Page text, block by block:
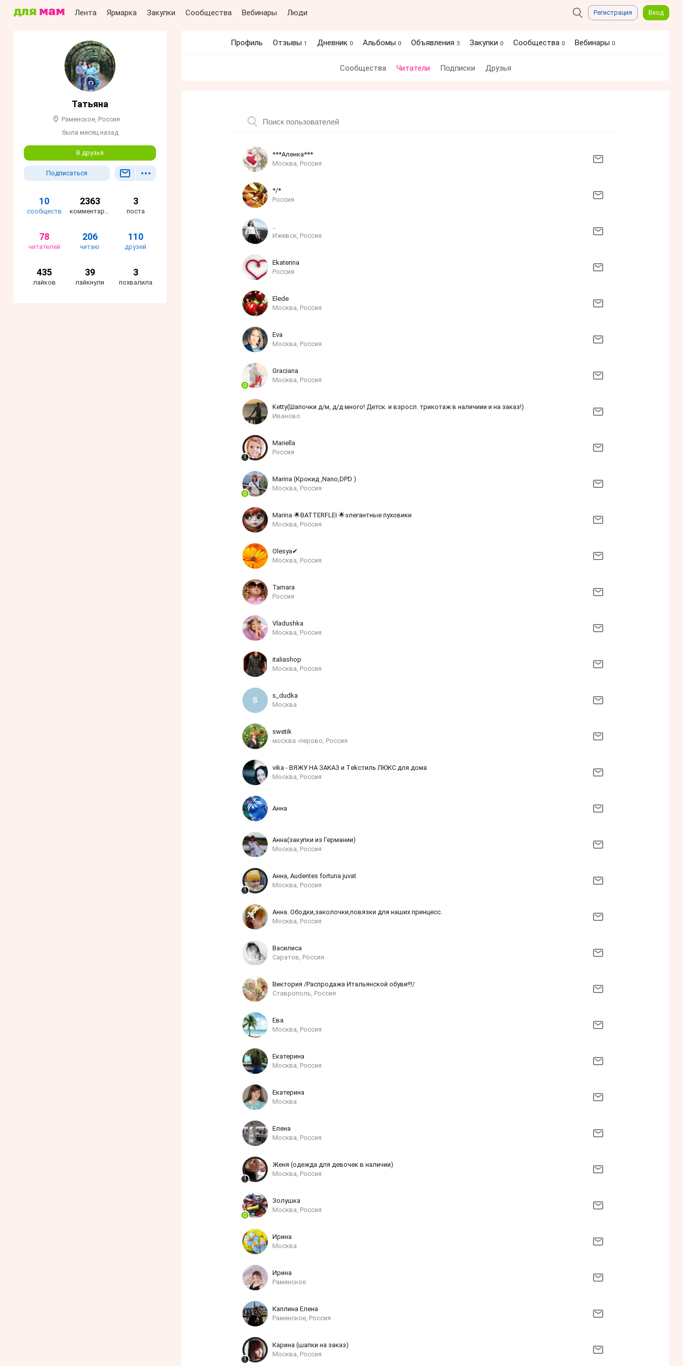
Лента Ярмарка Закупки Сообщества Вебинары Люди Регистрация Вход
Татьяна
Раменское, Россия
была месяц назад
В друзья
Подписаться
10
сообществ
2363
комментария
3
поста
78
читателей
206
читаю
110
друзей
435
лайков
39
лайкнули
3
похвалила
Профиль Отзывы 1 Дневник 0 Альбомы 0 Объявления 3 Закупки 0 Сообщества 0 Вебинары 0
Сообщества Читатели Подписки Друзья
***Аленка***
Москва, Россия
*/*
Россия
..
Ижевск, Россия
Ekaterina
Россия
Elede
Москва, Россия
Eva
Москва, Россия
Grаciаnа
Москва, Россия
Ketty(Шапочки д/м, д/д много! Детск. и взросл. трикотаж в наличиии и на заказ!)
Иваново
Mariella
Россия
Marina (Крокид ,Nano,DPD )
Москва, Россия
Marina 🌟BATTERFLEI 🌟элегантные пуховики
Москва, Россия
Olеsyа✔
Москва, Россия
Tamara
Россия
Vladushka
Москва, Россия
italiashop
Москва, Россия
s_dudka
Москва
swetik
москва -перово, Россия
vika - ВЯЖУ НА ЗАКАЗ и Тekcтиль ЛЮКС для дoма
Москва, Россия
Анна
Анна(закупки из Германии)
Москва, Россия
Анна, Audentes fortuna juvat
Москва, Россия
Анна. Ободки,заколочки,повязки для наших принцесс.
Москва, Россия
Василиса
Саратов, Россия
Виктория /Распродажа Итальянской обуви!!!/
Ставрополь, Россия
Ева
Москва, Россия
Екатерина
Москва, Россия
Екатерина
Москва
Елена
Москва, Россия
Женя (одежда для девочек в наличии)
Москва, Россия
Золушка
Москва, Россия
Ирина
Москва
Ирина
Раменское
Каплина Елена
Раменское, Россия
Карина (шапки на заказ)
Москва, Россия